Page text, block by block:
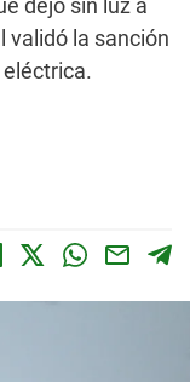
dejó sin luz a
validó la sanción